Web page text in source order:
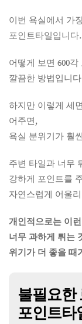
이번 욕실에서 가
포인트타일입니다.
어떻게 보면 600
깔끔한 방법입니
하지만 이렇게 세
어주면,
욕실 분위기가 훨
주변 타일과 너무
강하게 포인트를
자연스럽게 어울
개인적으로는 이
너무 과하게 튀는
위기가 더 좋을 때
불필요한
포인트타